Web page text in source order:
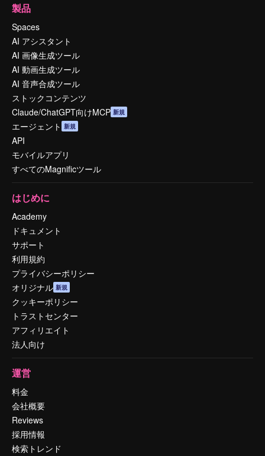
製品
Spaces
AI アシスタント
AI 画像生成ツール
AI 動画生成ツール
AI 音声合成ツール
ストックコンテンツ
Claude/ChatGPT向けMCP 新規
エージェント 新規
API
モバイルアプリ
すべてのMagnificツール
はじめに
Academy
ドキュメント
サポート
利用規約
プライバシーポリシー
オリジナル 新規
クッキーポリシー
トラストセンター
アフィリエイト
法人向け
運営
料金
会社概要
Reviews
採用情報
検索トレンド